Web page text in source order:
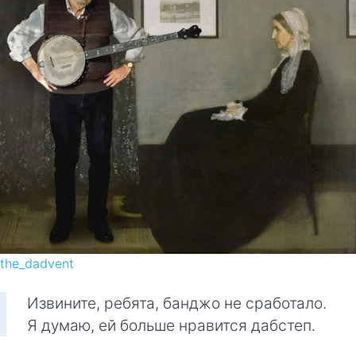
the_dadvent
Извините, ребята, банджо не сработало.
Я думаю, ей больше нравится дабстеп.